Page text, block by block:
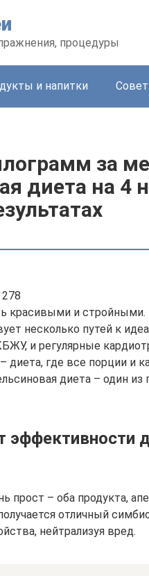
процедуры
и напитки
за
диета на 4
красивыми и стройными.
несколько путей к
и регулярные
диета, где все порции и
диета – один
эффективности
прост – оба продукта,
отличный
нейтрализуя вред.